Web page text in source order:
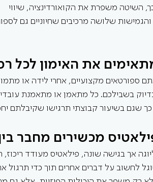
השיטה משפרת את הקואורדינציה, שיווי
שלושה מרכיבים שחיוניים גם
את האימון לכל
ספורטאים מקצועיים, אחרי לידה או
בשבילכם. כל מתאמן או מתאמנת
כך שגם בשיעור קבוצתי תרגישו שקיבלתם
מכשירים מחבר
אך בגישה שונה, פילאטיס מעודד
לחשוב על דברים אחרים תוך כדי תרגול